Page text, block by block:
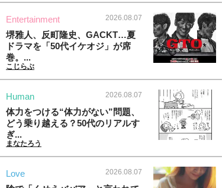
Entertainment 2026.08.07
堺雅人、反町隆史、GACKT…夏
ドラマを「50代イケオジ」が席
巻。...
こじらぶ
Human 2026.08.07
体力をつける“体力がない”問題、
どう乗り越える？50代のリアルす
ぎ...
まなたろう
Love 2026.08.07